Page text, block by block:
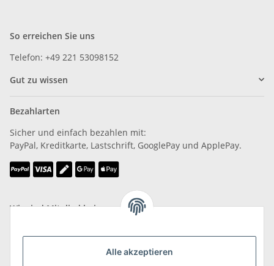
Alle akzeptieren
So erreichen Sie uns
Telefon: +49 221 53098152
Gut zu wissen
Bezahlarten
Sicher und einfach bezahlen mit:
PayPal, Kreditkarte, Lastschrift, GooglePay und ApplePay.
Wir sind Mitglied bei